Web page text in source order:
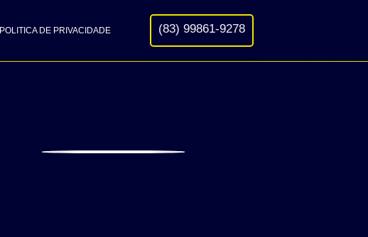
POLITICA DE PRIVACIDADE (83) 99861-9278